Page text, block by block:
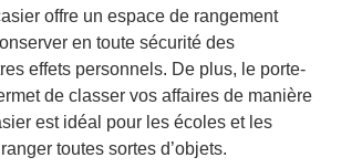
offre un espace de rangement
en toute sécurité des
effets personnels. De plus, le porte-
de classer vos affaires de manière
est idéal pour les écoles et les
toutes sortes d’objets.